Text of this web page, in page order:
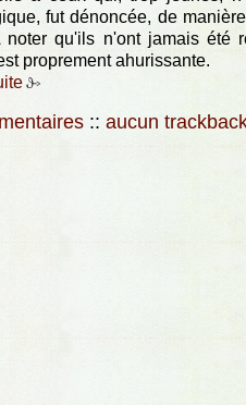
fut dénoncée, de
noter qu'ils n'ont jamais été
proprement ahurissante.
:: aucun